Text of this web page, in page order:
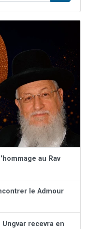
au Rav
le Admour
Ungvar recevra en